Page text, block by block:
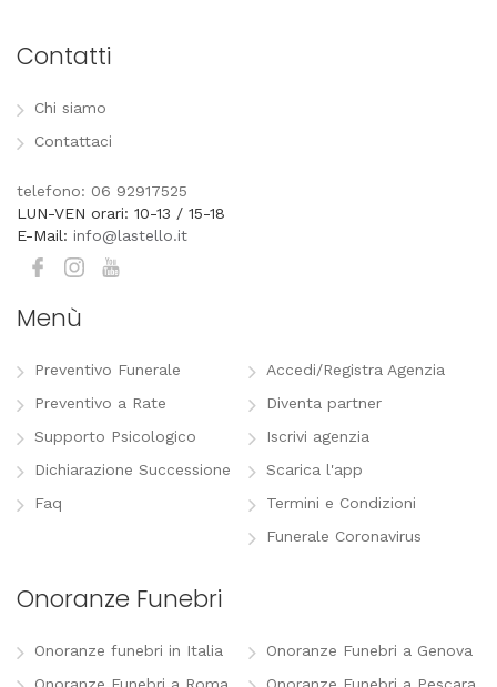
Contatti
Chi siamo
Contattaci
telefono: 06 92917525
LUN-VEN orari: 10-13 / 15-18
E-Mail: info@lastello.it
Menù
Preventivo Funerale
Preventivo a Rate
Supporto Psicologico
Dichiarazione Successione
Faq
Accedi/Registra Agenzia
Diventa partner
Iscrivi agenzia
Scarica l'app
Termini e Condizioni
Funerale Coronavirus
Onoranze Funebri
Onoranze funebri in Italia
Onoranze Funebri a Genova